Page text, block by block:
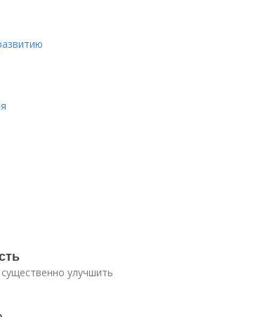
улучшить